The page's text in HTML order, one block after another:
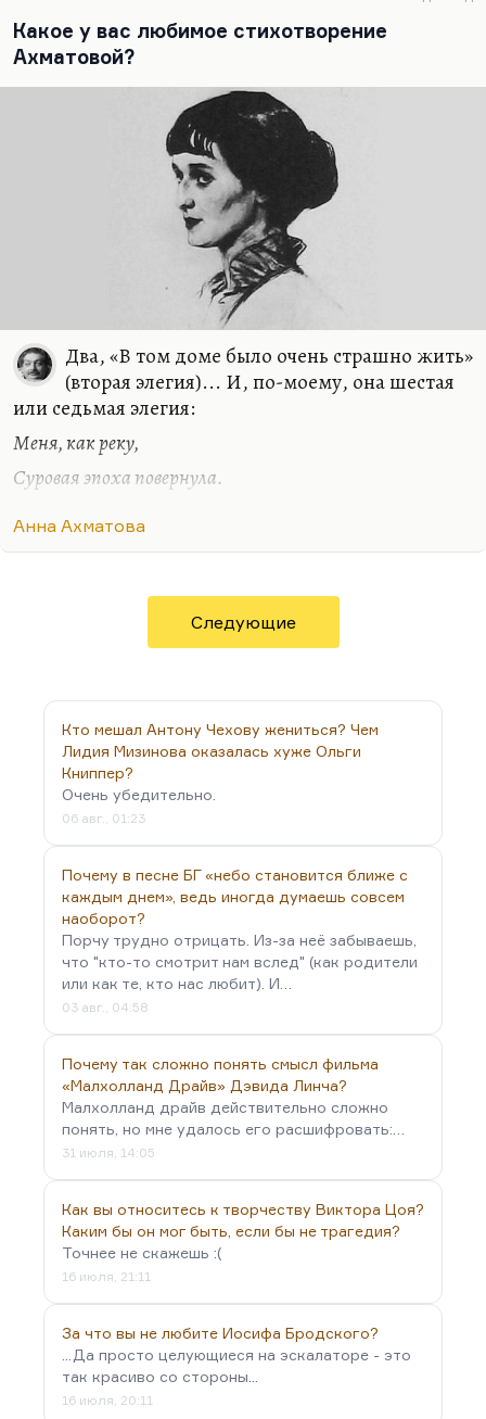
в «Егоре Обозове»)… Понимаете, Егор Обозов не
зря был влюблен в роковую женщину
Серебряного века,…
Какое у вас любимое стихотворение
Ахматовой?
Два, «В том доме было очень страшно жить»
(вторая элегия)... И, по-моему, она шестая
или седьмая элегия:
Меня, как реку,
Суровая эпоха повернула.
Мимо другого потекла она,
Особенно мне нравится вот этот ритмический
И тайный хор их бродит вкруг меня
И, может быть, еще когда-нибудь
Меня задушит...
Анна Ахматова
Следующие
Кто мешал Антону Чехову жениться? Чем
Лидия Мизинова оказалась хуже Ольги
Книппер?
Очень убедительно.
06 авг., 01:23
Почему в песне БГ «небо становится ближе с
каждым днем», ведь иногда думаешь совсем
наоборот?
Порчу трудно отрицать. Из-за неё забываешь,
что "кто-то смотрит нам вслед" (как родители
или как те, кто нас любит). И…
03 авг., 04:58
Почему так сложно понять смысл фильма
«Малхолланд Драйв» Дэвида Линча?
Малхолланд драйв действительно сложно
понять, но мне удалось его расшифровать:…
31 июля, 14:05
Как вы относитесь к творчеству Виктора Цоя?
Каким бы он мог быть, если бы не трагедия?
Точнее не скажешь :(
16 июля, 21:11
За что вы не любите Иосифа Бродского?
...Да просто целующиеся на эскалаторе - это
так красиво со стороны...
16 июля, 20:11